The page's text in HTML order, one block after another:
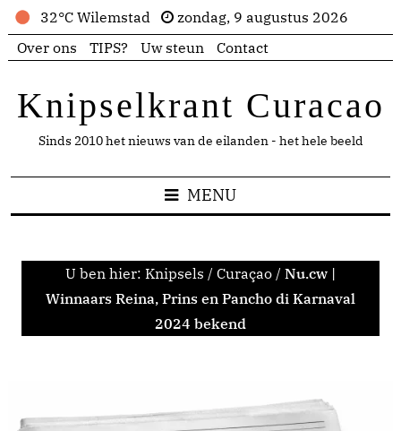
32°C Wilemstad
zondag, 9 augustus 2026
Over ons
TIPS? Uw steun Contact
Knipselkrant Curacao
Sinds 2010 het nieuws van de eilanden - het hele beeld
MENU
U ben hier: Knipsels / Curaçao / Nu.cw |
Winnaars Reina, Prins en Pancho di Karnaval
2024 bekend